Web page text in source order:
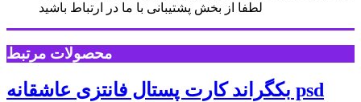
لطفا از بخش پشتیبانی با ما در ارتباط باشید
محصولات مرتبط
بکگراند کارت پستال فانتزی عاشقانه psd